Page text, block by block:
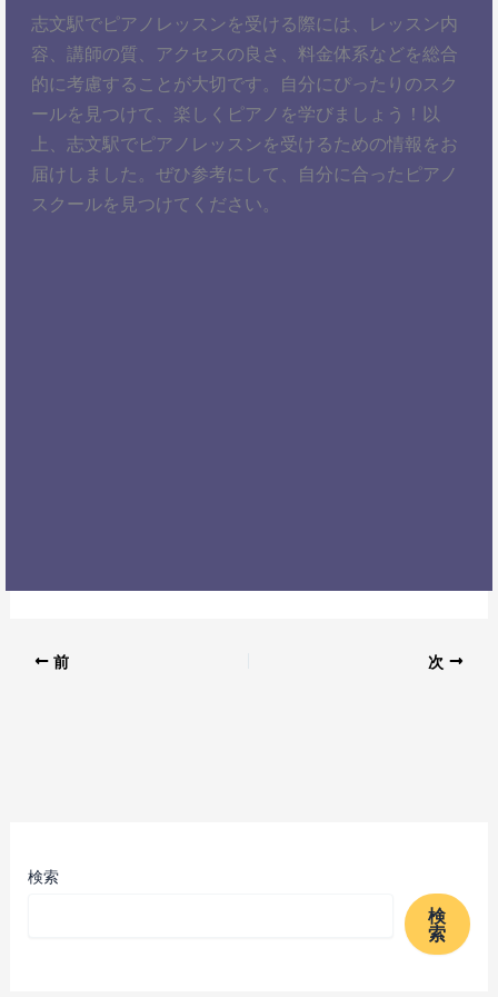
志文駅でピアノレッスンを受ける際には、レッスン内
容、講師の質、アクセスの良さ、料金体系などを総合
的に考慮することが大切です。自分にぴったりのスク
ールを見つけて、楽しくピアノを学びましょう！以
上、志文駅でピアノレッスンを受けるための情報をお
届けしました。ぜひ参考にして、自分に合ったピアノ
スクールを見つけてください。
前 次
検索
検
索